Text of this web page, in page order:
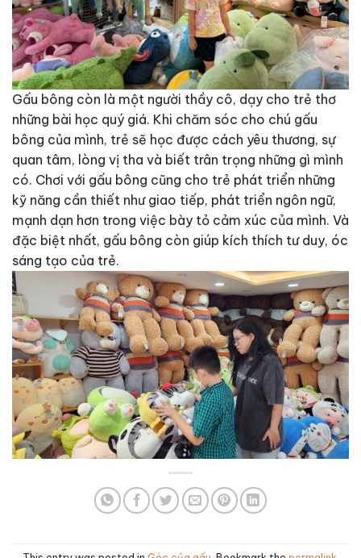
Gấu bông còn là một người thầy cô, dạy cho trẻ thơ
những bài học quý giá. Khi chăm sóc cho chú gấu
bông của mình, trẻ sẽ học được cách yêu thương, sự
quan tâm, lòng vị tha và biết trân trọng những gì mình
có. Chơi với gấu bông cũng cho trẻ phát triển những
kỹ năng cần thiết như giao tiếp, phát triển ngôn ngữ,
mạnh dạn hơn trong việc bày tỏ cảm xúc của mình. Và
đặc biệt nhất, gấu bông còn giúp kích thích tư duy, óc
sáng tạo của trẻ.